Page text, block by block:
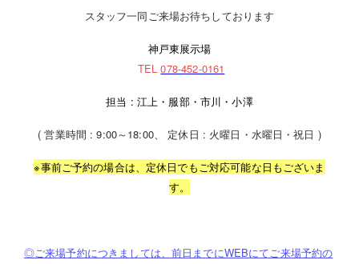
スタッフ一同ご来場お待ちしております
神戸東展示場
TEL078-452-0161
担当 : 江上・服部・市川・小澤
( 営業時間 : 9:00～18:00、 定休日 : 火曜日・水曜日・祝日 )
※事前ご予約の場合は、定休日でもご対応可能な日もございま
す。
◎ご来場予約につきましては、前日までにWEBにてご来場予約の